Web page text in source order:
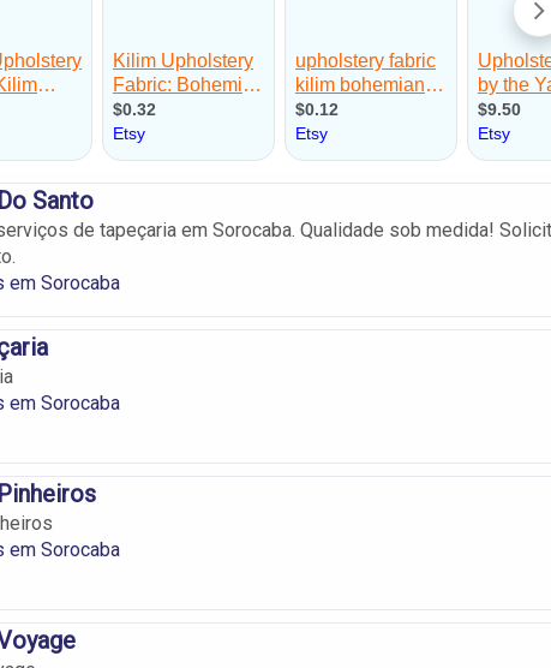
Santo
de tapeçaria em Sorocaba. Qualidade sob medida!
em Sorocaba
em Sorocaba
em Sorocaba